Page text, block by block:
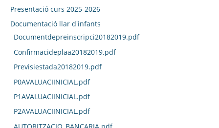
Presentació curs 2025-2026
Documentació llar d'infants
Documentdepreinscripci20182019.pdf
Confirmacideplaa20182019.pdf
Previsiestada20182019.pdf
P0AVALUACIINICIAL.pdf
P1AVALUACIINICIAL.pdf
P2AVALUACIINICIAL.pdf